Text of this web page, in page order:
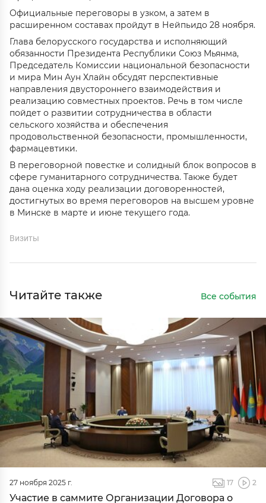
Официальные переговоры в узком, а затем в
расширенном составах пройдут в Нейпьидо 28 ноября.
Глава белорусского государства и исполняющий
обязанности Президента Республики Союз Мьянма,
Председатель Комиссии национальной безопасности
и мира Мин Аун Хлайн обсудят перспективные
направления двустороннего взаимодействия и
реализацию совместных проектов. Речь в том числе
пойдет о развитии сотрудничества в области
сельского хозяйства и обеспечения
продовольственной безопасности, промышленности,
фармацевтики.
В переговорной повестке и солидный блок вопросов в
сфере гуманитарного сотрудничества. Также будет
дана оценка ходу реализации договоренностей,
достигнутых во время переговоров на высшем уровне
в Минске в марте и июне текущего года.
Визиты
Читайте также Все события
27 ноября 2025 г. 17 2
Участие в саммите Организации Договора о